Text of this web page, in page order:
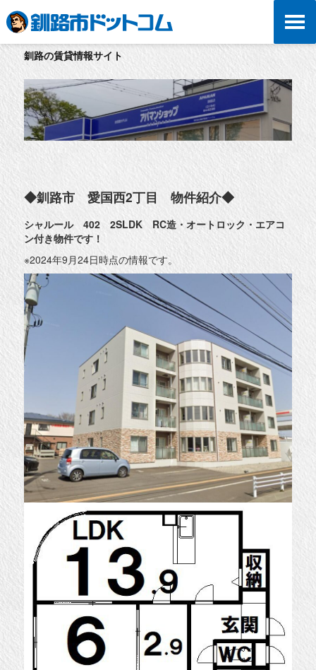
釧路の賃貸情報サイト
◆釧路市 愛国西2丁目 物件紹介◆
シャルール 402 2SLDK RC造・オートロック・エアコ
ン付き物件です！
※2024年9月24日時点の情報です。